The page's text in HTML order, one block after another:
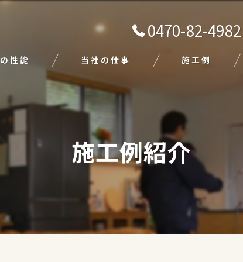
0470-82-4982
性能 当社の仕事
注文住宅
リフォーム
エクステリア
外壁塗装
施工例
施工例紹介